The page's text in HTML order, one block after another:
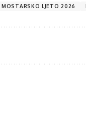
MOSTARSKO LJETO 2026